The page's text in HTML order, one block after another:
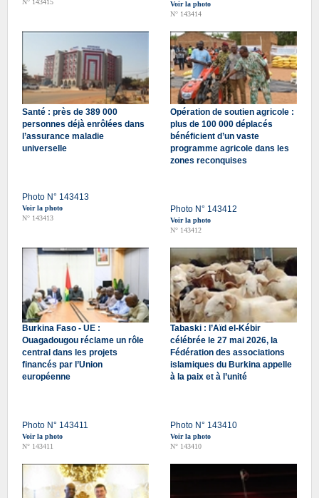
N° 143415
Voir la photo
N° 143414
Santé : près de 389 000
personnes déjà enrôlées dans
l’assurance maladie
universelle
Photo N° 143413
Voir la photo
N° 143413
Opération de soutien agricole :
plus de 100 000 déplacés
bénéficient d’un vaste
programme agricole dans les
zones reconquises
Photo N° 143412
Voir la photo
N° 143412
Burkina Faso - UE :
Ouagadougou réclame un rôle
central dans les projets
financés par l’Union
européenne
Photo N° 143411
Voir la photo
N° 143411
Tabaski : l’Aïd el-Kébir
célébrée le 27 mai 2026, la
Fédération des associations
islamiques du Burkina appelle
à la paix et à l’unité
Photo N° 143410
Voir la photo
N° 143410